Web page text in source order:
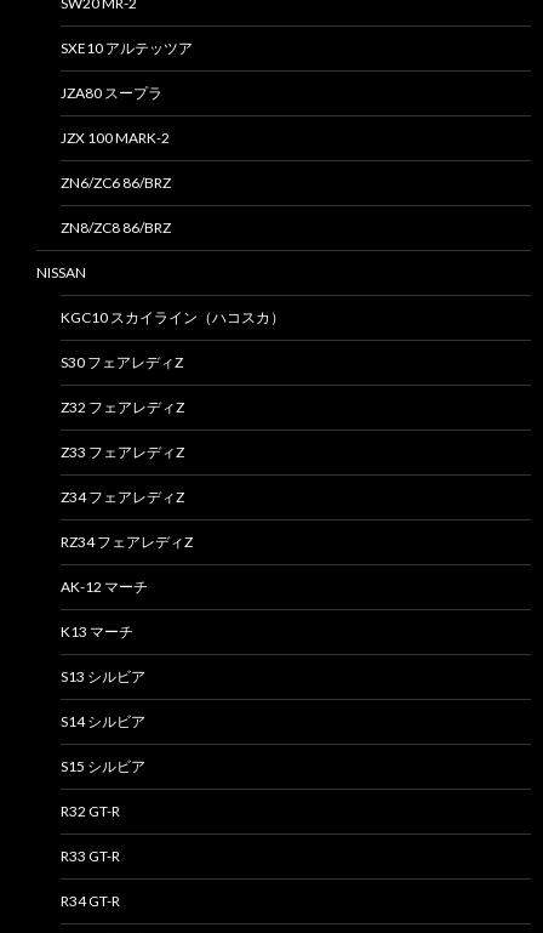
SXE10 アルテッツア
JZA80 スープラ
JZX 100 MARK-2
ZN6/ZC6 86/BRZ
ZN8/ZC8 86/BRZ
NISSAN
KGC10 スカイライン（ハコスカ）
S30 フェアレディZ
Z32 フェアレディZ
Z33 フェアレディZ
Z34 フェアレディZ
RZ34 フェアレディZ
AK-12 マーチ
K13 マーチ
S13 シルビア
S14 シルビア
S15 シルビア
R32 GT-R
R33 GT-R
R34 GT-R